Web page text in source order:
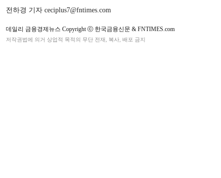
전하경 기자 ceciplus7@fntimes.com
데일리 금융경제뉴스 Copyright ⓒ 한국금융신문 & FNTIMES.com
저작권법에 의거 상업적 목적의 무단 전재, 복사, 배포 금지